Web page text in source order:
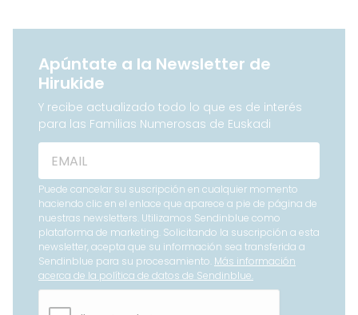
Apúntate a la Newsletter de
Hirukide
Y recibe actualizado todo lo que es de interés
para las Familias Numerosas de Euskadi
Puede cancelar su suscripción en cualquier momento
haciendo clic en el enlace que aparece a pie de página de
nuestras newsletters. Utilizamos Sendinblue como
plataforma de marketing. Solicitando la suscripción a esta
newsletter, acepta que su información sea transferida a
Sendinblue para su procesamiento. Más información
acerca de la política de datos de Sendinblue.